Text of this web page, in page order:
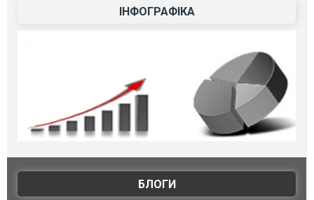
ІНФОГРАФІКА
БЛОГИ